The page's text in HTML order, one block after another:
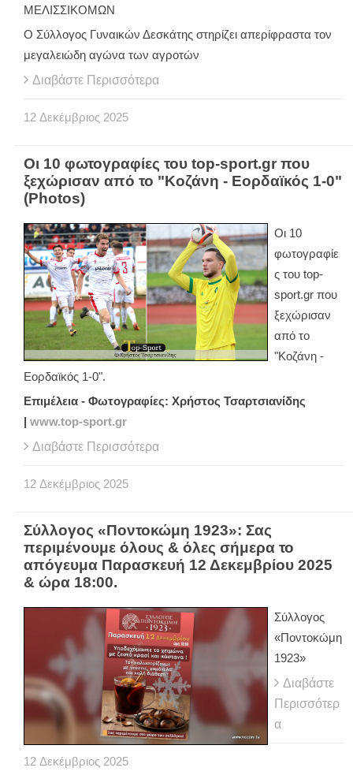
ΜΕΛΙΣΣΙΚΟΜΩΝ
Ο Σύλλογος Γυναικών Δεσκάτης στηρίζει απερίφραστα τον
μεγαλειώδη αγώνα των αγροτών
Διαβάστε Περισσότερα
12 Δεκέμβριος 2025
Οι 10 φωτογραφίες του top-sport.gr που
ξεχώρισαν από το "Κοζάνη - Εορδαϊκός 1-0"
(Photos)
Οι 10
φωτογραφίε
ς του top-
sport.gr που
ξεχώρισαν
από το
"Κοζάνη -
Εορδαϊκός 1-0".
Επιμέλεια - Φωτογραφίες: Χρήστος Τσαρτσιανίδης
www.top-sport.gr
Διαβάστε Περισσότερα
12 Δεκέμβριος 2025
Σύλλογος «Ποντοκώμη 1923»: Σας
περιμένουμε όλους & όλες σήμερα το
απόγευμα Παρασκευή 12 Δεκεμβρίου 2025
& ώρα 18:00.
Σύλλογος
«Ποντοκώμη
1923»
Διαβάστε
Περισσότερ
α
12 Δεκέμβριος 2025